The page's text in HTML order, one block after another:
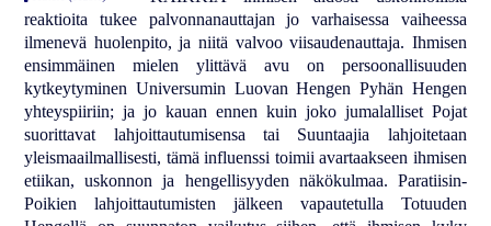
reaktioita tukee palvonnanauttajan jo varhaisessa vaiheessa
ilmenevä huolenpito, ja niitä valvoo viisaudenauttaja. Ihmisen
ensimmäinen mielen ylittävä avu on persoonallisuuden
kytkeytyminen Universumin Luovan Hengen Pyhän Hengen
yhteyspiiriin; ja jo kauan ennen kuin joko jumalalliset Pojat
suorittavat lahjoittautumisensa tai Suuntaajia lahjoitetaan
yleismaailmallisesti, tämä influenssi toimii avartaakseen ihmisen
etiikan, uskonnon ja hengellisyyden näkökulmaa. Paratiisin-
Poikien lahjoittautumisten jälkeen vapautetulla Totuuden